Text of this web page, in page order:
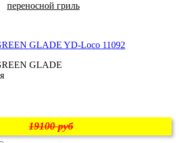
переносной гриль
GLADE YD-Loco 11092
GLADE
19100 руб